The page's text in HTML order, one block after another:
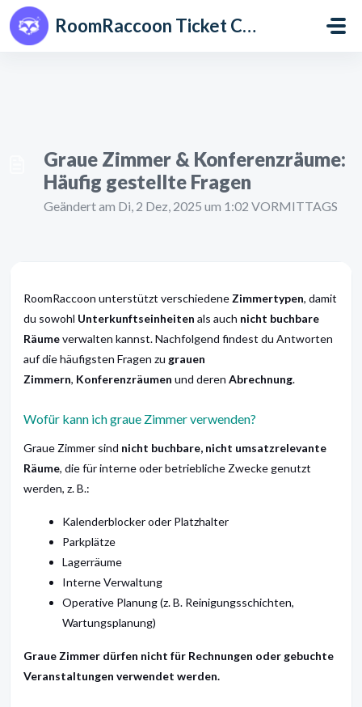
Zum hauptsächlichen Inhalt gehen
RoomRaccoon Ticket Centre
Graue Zimmer & Konferenzräume:
Häufig gestellte Fragen
Geändert am Di, 2 Dez, 2025 um 1:02 VORMITTAGS
RoomRaccoon unterstützt verschiedene Zimmertypen, damit
du sowohl Unterkunftseinheiten als auch nicht buchbare
Räumeverwalten kannst. Nachfolgend findest du Antworten
auf die häufigsten Fragen zu grauen
Zimmern, Konferenzräumen und deren Abrechnung.
Wofür kann ich graue Zimmer verwenden?
Graue Zimmer sind nicht buchbare, nicht umsatzrelevante
Räume, die für interne oder betriebliche Zwecke genutzt
werden, z. B.:
Kalenderblocker oder Platzhalter
Parkplätze
Lagerräume
Interne Verwaltung
Operative Planung (z. B. Reinigungsschichten,
Wartungsplanung)
Graue Zimmer dürfen nicht für Rechnungen oder gebuchte
Veranstaltungen verwendet werden.